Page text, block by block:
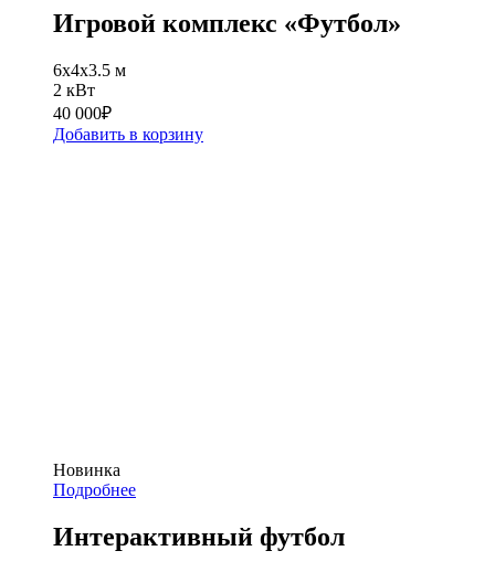
Игровой комплекс «Футбол»
6x4х3.5 м
2 кВт
40 000₽
Добавить в корзину
Новинка
Подробнее
Интерактивный футбол